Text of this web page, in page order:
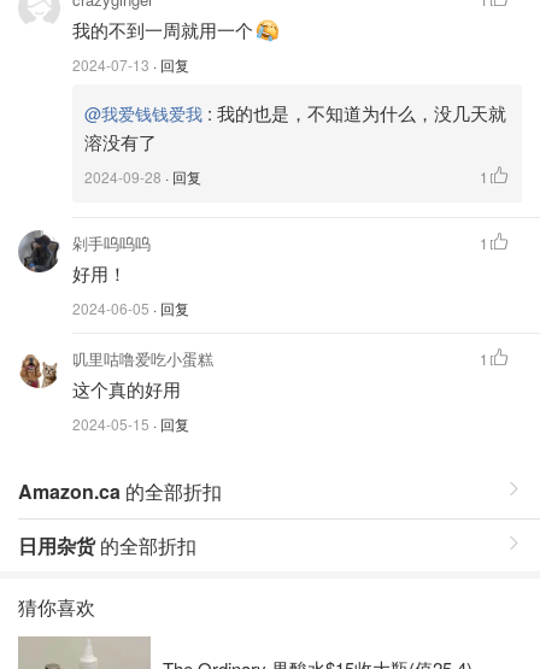
我的不到一周就用一个
2024-07-13 · 回复
@我爱钱钱爱我 : 我的也是，不知道为什么，没几天就
溶没有了
2024-09-28 · 回复 1
剁手呜呜呜
好用！
2024-06-05 · 回复
1
叽里咕噜爱吃小蛋糕
这个真的好用
2024-05-15 · 回复
1
Amazon.ca 的全部折扣
日用杂货的全部折扣
猜你喜欢